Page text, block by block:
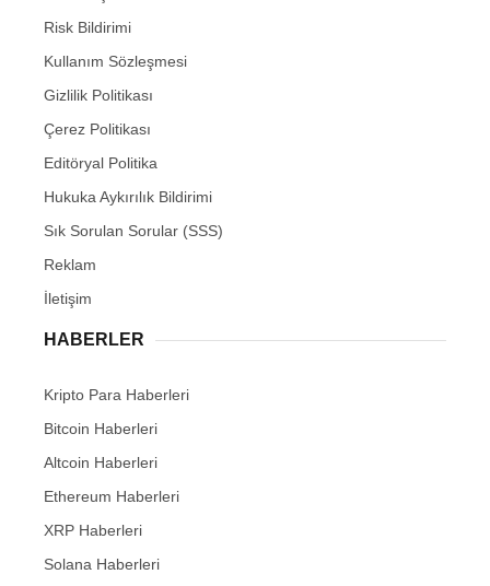
Risk Bildirimi
Kullanım Sözleşmesi
Gizlilik Politikası
Çerez Politikası
Editöryal Politika
Hukuka Aykırılık Bildirimi
Sık Sorulan Sorular (SSS)
Reklam
İletişim
HABERLER
Kripto Para Haberleri
Bitcoin Haberleri
Altcoin Haberleri
Ethereum Haberleri
XRP Haberleri
Solana Haberleri